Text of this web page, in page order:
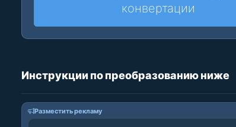
конвертации
Инструкции по преобразованию ниже
Разместить рекламу